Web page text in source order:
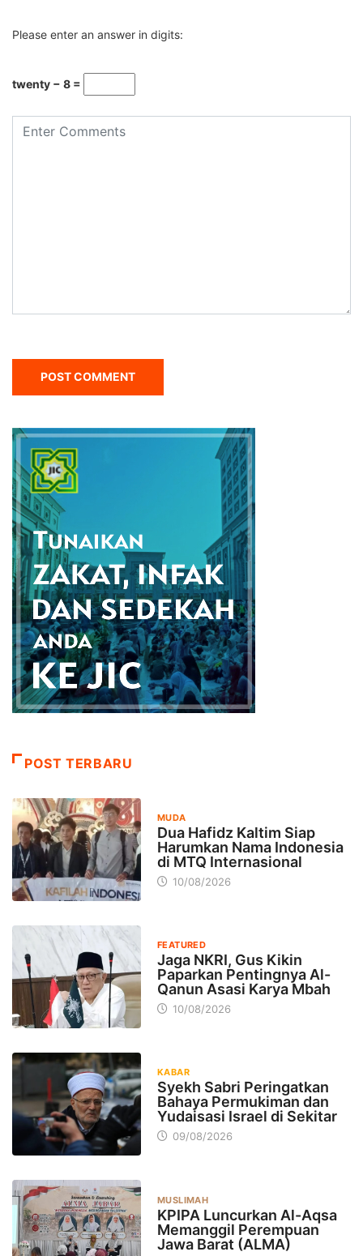
Please enter an answer in digits:
twenty − 8 =
POST TERBARU
MUDA
Dua Hafidz Kaltim Siap
Harumkan Nama Indonesia
di MTQ Internasional
10/08/2026
FEATURED
Jaga NKRI, Gus Kikin
Paparkan Pentingnya Al-
Qanun Asasi Karya Mbah
10/08/2026
KABAR
Syekh Sabri Peringatkan
Bahaya Permukiman dan
Yudaisasi Israel di Sekitar
09/08/2026
MUSLIMAH
KPIPA Luncurkan Al-Aqsa
Memanggil Perempuan
Jawa Barat (ALMA)